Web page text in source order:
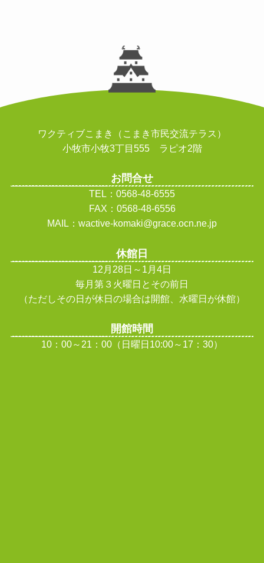
ワクティブこまき（こまき市民交流テラス）
小牧市小牧3丁目555 ラピオ2階
お問合せ
TEL：0568-48-6555
FAX：0568-48-6556
MAIL：wactive-komaki@grace.ocn.ne.jp
休館日
12月28日～1月4日
毎月第３火曜日とその前日
（ただしその日が休日の場合は開館、水曜日が休館）
開館時間
10：00～21：00（日曜日10:00～17：30）